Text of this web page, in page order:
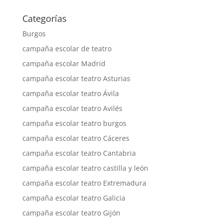
Categorías
Burgos
campaña escolar de teatro
campaña escolar Madrid
campaña escolar teatro Asturias
campaña escolar teatro Ávila
campaña escolar teatro Avilés
campaña escolar teatro burgos
campaña escolar teatro Cáceres
campaña escolar teatro Cantabria
campaña escolar teatro castilla y león
campaña escolar teatro Extremadura
campaña escolar teatro Galicia
campaña escolar teatro Gijón